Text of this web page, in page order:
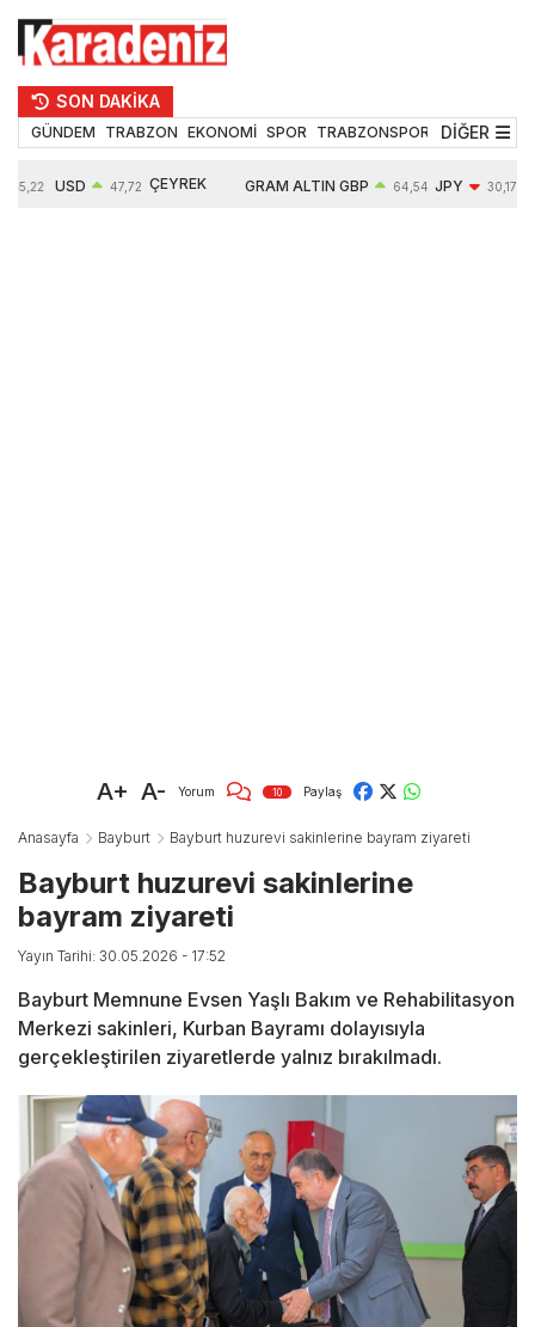
SON DAKİKA
GÜNDEM TRABZON EKONOMİ SPOR TRABZONSPOR TEKNOLOJİ
DİĞER
55,22 USD 47,72 ÇEYREK GRAM ALTIN GBP 64,54 JPY 30,17
A+ A- Yorum 10 Paylaş
Anasayfa Bayburt Bayburt huzurevi sakinlerine bayram ziyareti
Bayburt huzurevi sakinlerine
bayram ziyareti
Yayın Tarihi: 30.05.2026 - 17:52
Bayburt Memnune Evsen Yaşlı Bakım ve Rehabilitasyon
Merkezi sakinleri, Kurban Bayramı dolayısıyla
gerçekleştirilen ziyaretlerde yalnız bırakılmadı.